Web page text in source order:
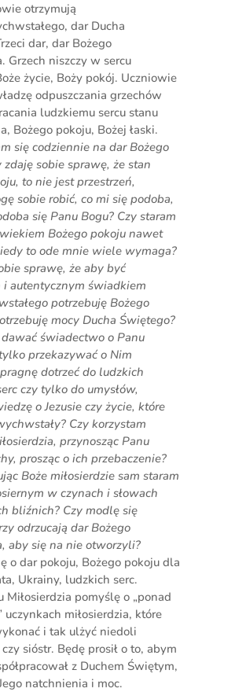
otrzymują
dar Ducha
dar, dar Bożego
Grzech niszczy w sercu
życie, Boży pokój. Uczniowie
odpuszczania grzechów
ludzkiemu sercu stanu
Bożego pokoju, Bożej łaski.
się codziennie na dar Bożego
zdaję sobie sprawę, że stan
to nie jest przestrzeń,
sobie robić, co mi się podoba,
się Panu Bogu? Czy staram
Bożego pokoju nawet
to ode mnie wiele wymaga?
sprawę, że aby być
i autentycznym świadkiem
potrzebuję Bożego
mocy Ducha Świętego?
świadectwo o Panu
przekazywać o Nim
dotrzeć do ludzkich
czy tylko do umysłów,
o Jezusie czy życie, które
Czy korzystam
przynosząc Panu
prosząc o ich przebaczenie?
Boże miłosierdzie sam staram
w czynach i słowach
bliźnich? Czy modlę się
odrzucają dar Bożego
aby się na nie otworzyli?
o dar pokoju, Bożego pokoju dla
Ukrainy, ludzkich serc.
Miłosierdzia pomyślę o „ponad
uczynkach miłosierdzia, które
i tak ulżyć niedoli
sióstr. Będę prosił o to, abym
z Duchem Świętym,
natchnienia i moc.